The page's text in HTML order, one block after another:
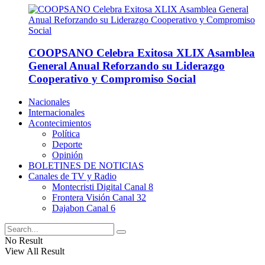
COOPSANO Celebra Exitosa XLIX Asamblea
General Anual Reforzando su Liderazgo
Cooperativo y Compromiso Social
Nacionales
Internacionales
Acontecimientos
Política
Deporte
Opinión
BOLETINES DE NOTICIAS
Canales de TV y Radio
Montecristi Digital Canal 8
Frontera Visión Canal 32
Dajabon Canal 6
No Result
View All Result